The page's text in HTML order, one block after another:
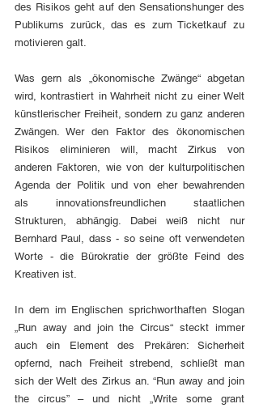
des Risikos geht auf den Sensationshunger des
Publikums zurück, das es zum Ticketkauf zu
motivieren galt.
Was gern als „ökonomische Zwänge“ abgetan
wird, kontrastiert in Wahrheit nicht zu einer Welt
künstlerischer Freiheit, sondern zu ganz anderen
Zwängen. Wer den Faktor des ökonomischen
Risikos eliminieren will, macht Zirkus von
anderen Faktoren, wie von der kulturpolitischen
Agenda der Politik und von eher bewahrenden
als innovationsfreundlichen staatlichen
Strukturen, abhängig. Dabei weiß nicht nur
Bernhard Paul, dass - so seine oft verwendeten
Worte - die Bürokratie der größte Feind des
Kreativen ist.
In dem im Englischen sprichworthaften Slogan
„Run away and join the Circus“ steckt immer
auch ein Element des Prekären: Sicherheit
opfernd, nach Freiheit strebend, schließt man
sich der Welt des Zirkus an. “Run away and join
the circus” – und nicht „Write some grant